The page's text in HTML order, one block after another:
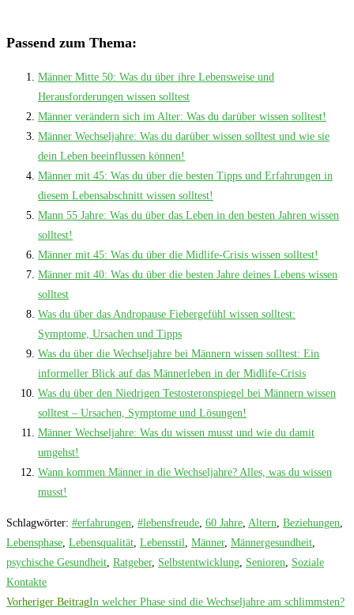
Passend zum Thema:
Männer Mitte 50: Was du über ihre Lebensweise und
Herausforderungen wissen solltest
Männer verändern sich im Alter: Was du darüber wissen solltest!
Männer Wechseljahre: Was du darüber wissen solltest und wie sie
dein Leben beeinflussen können!
Männer mit 45: Was du über die besten Tipps und Erfahrungen in
diesem Lebensabschnitt wissen solltest!
Mann 55 Jahre: Was du über das Leben in den besten Jahren wissen
solltest!
Männer mit 45: Was du über die Midlife-Crisis wissen solltest!
Männer mit 40: Was du über die besten Jahre deines Lebens wissen
solltest
Was du über das Andropause Fiebergefühl wissen solltest:
Symptome, Ursachen und Tipps
Was du über die Wechseljahre bei Männern wissen solltest: Ein
informeller Blick auf das Männerleben in der Midlife-Crisis
Was du über den Niedrigen Testosteronspiegel bei Männern wissen
solltest – Ursachen, Symptome und Lösungen!
Männer Wechseljahre: Was du wissen musst und wie du damit
umgehst!
Wann kommen Männer in die Wechseljahre? Alles, was du wissen
musst!
Schlagwörter: #erfahrungen, #lebensfreude, 60 Jahre, Altern, Beziehungen,
Lebensphase, Lebensqualität, Lebensstil, Männer, Männergesundheit,
psychische Gesundheit, Ratgeber, Selbstentwicklung, Senioren, Soziale
Kontakte
Weitere
Vorheriger BeitragIn welcher Phase sind die Wechseljahre am schlimmsten?